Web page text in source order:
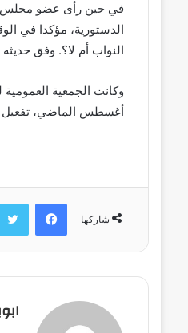
في حين رأى عضو مجلس
الدستورية، مؤكدا في
النواب أم لا؟. وفق
أغسطس الماضي، تفعيل
شاركها
فيسبوك